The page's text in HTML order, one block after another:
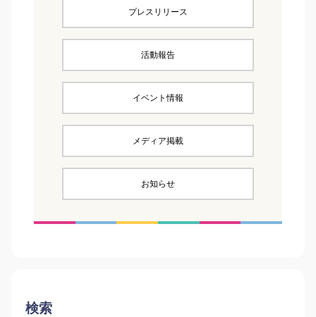
プレスリリース
活動報告
イベント情報
メディア掲載
お知らせ
検索